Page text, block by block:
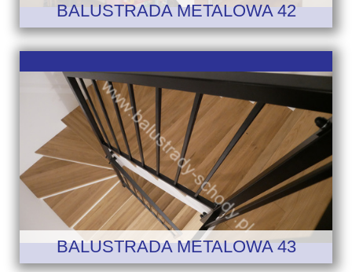
BALUSTRADA METALOWA 42
BALUSTRADA METALOWA 43